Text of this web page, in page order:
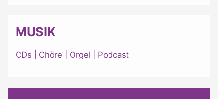
MUSIK
CDs Chöre Orgel Podcast